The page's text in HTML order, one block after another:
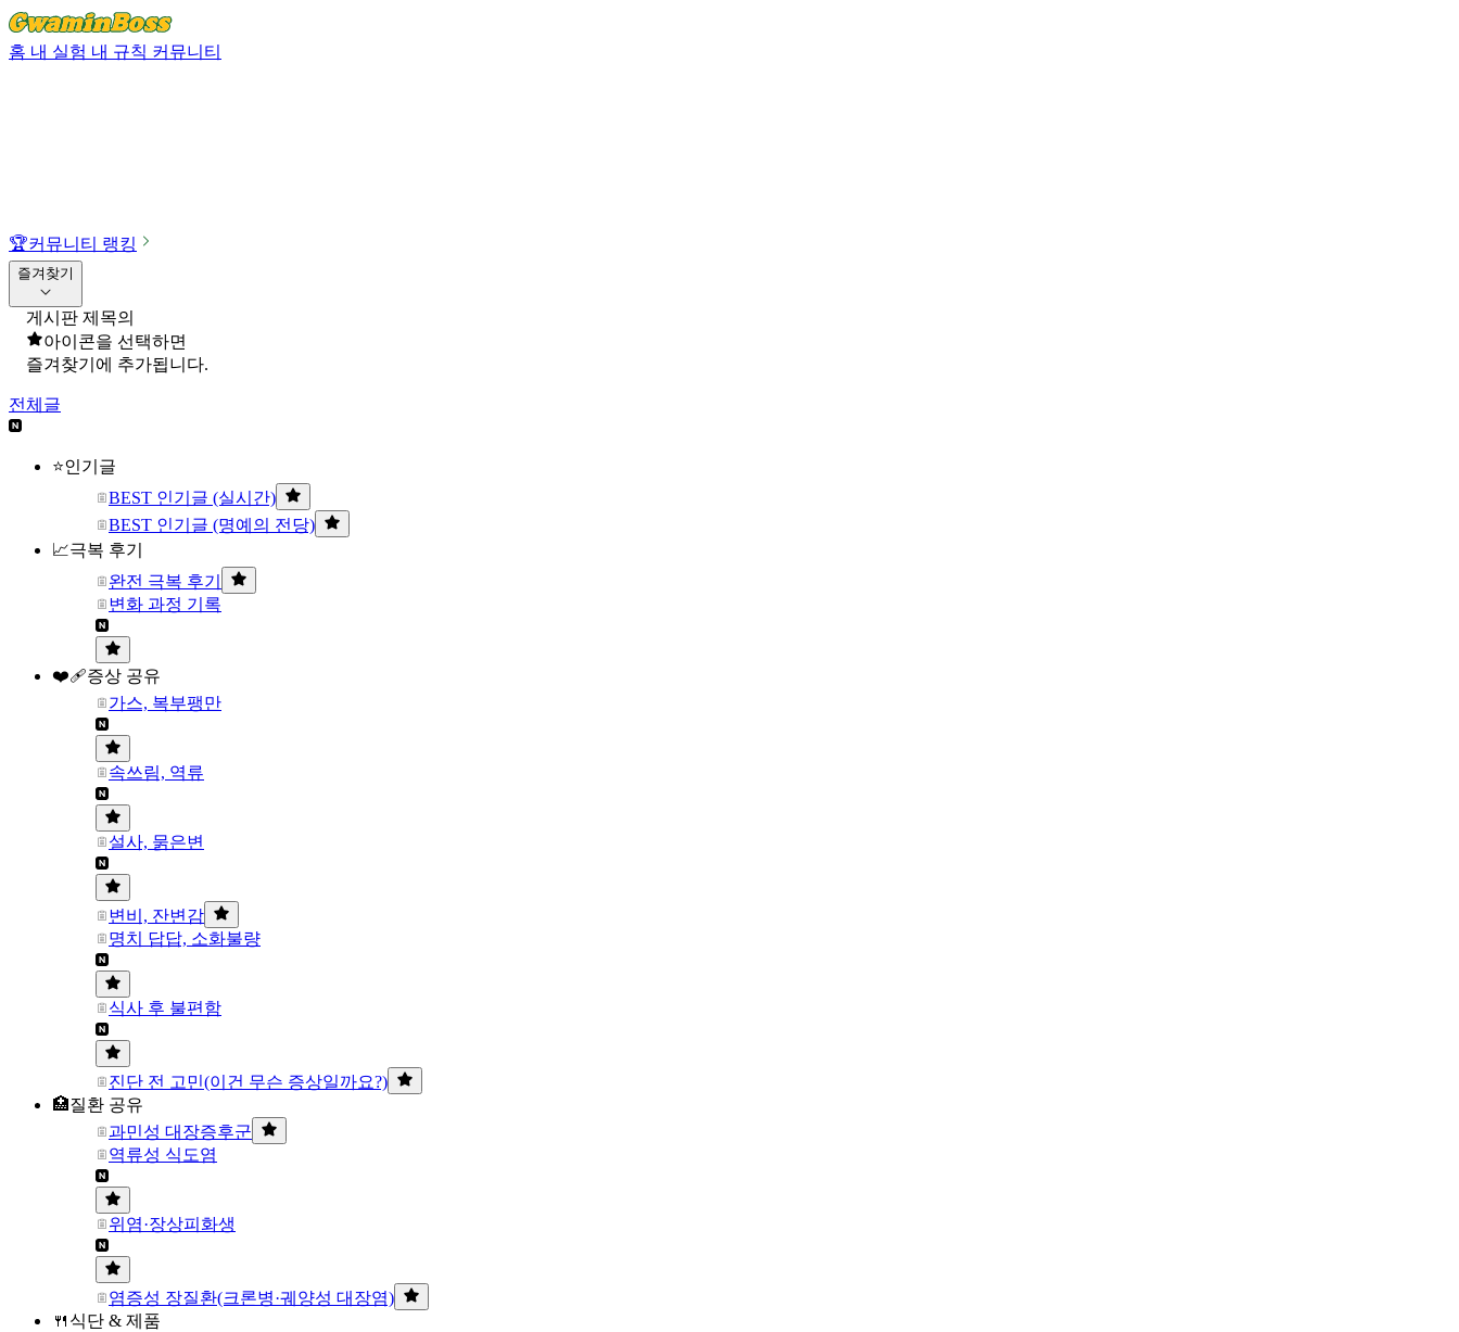
홈 내 실험 내 규칙 커뮤니티
🏆커뮤니티 랭킹
즐겨찾기
게시판 제목의
아이콘을 선택하면
즐겨찾기에 추가됩니다.
전체글
⭐인기글
BEST 인기글 (실시간)
BEST 인기글 (명예의 전당)
📈극복 후기
완전 극복 후기
변화 과정 기록
❤️‍🩹증상 공유
가스, 복부팽만
속쓰림, 역류
설사, 묽은변
변비, 잔변감
명치 답답, 소화불량
식사 후 불편함
진단 전 고민(이건 무슨 증상일까요?)
🏥질환 공유
과민성 대장증후군
역류성 식도염
위염·장상피화생
염증성 장질환(크론병·궤양성 대장염)
🍴식단 & 제품